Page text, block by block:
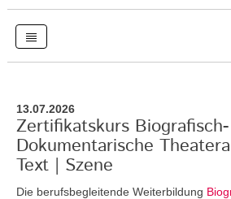
13.07.2026
Zertifikatskurs Biografisch-
Dokumentarische
Text | Szene
Die berufsbegleitende Weiterbildung